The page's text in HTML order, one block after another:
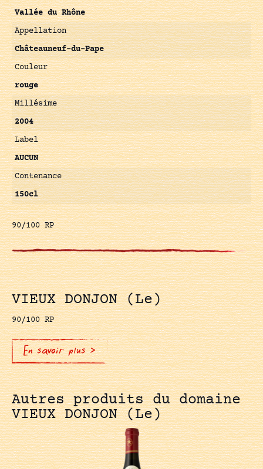
Vallée du Rhône
Appellation
Châteauneuf-du-Pape
Couleur
rouge
Millésime
2004
Label
AUCUN
Contenance
150cl
90/100 RP
VIEUX DONJON (Le)
90/100 RP
En savoir plus >
Autres produits du domaine
VIEUX DONJON (Le)